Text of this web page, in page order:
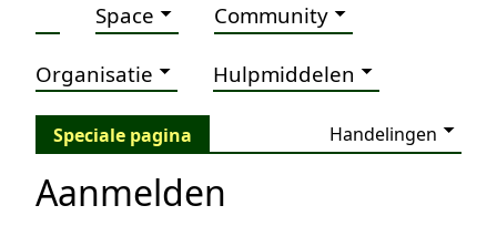
Space Community
Organisatie Hulpmiddelen
Speciale pagina Handelingen
Aanmelden